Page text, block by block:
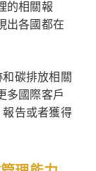
的相關報
出各國都在
碳排放相關
多國際客戶
告或者獲得